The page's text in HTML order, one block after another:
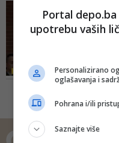
Portal
upotrebu vaših
Personalizirano
oglašavanja i
Pohrana i/ili
Saznajte više